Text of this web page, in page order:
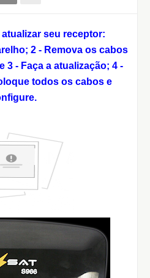
atualizar seu receptor:
2 - Remova os cabos
3 - Faça a atualização; 4 -
todos os cabos e